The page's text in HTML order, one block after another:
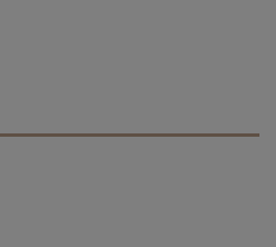
& RUNDEN